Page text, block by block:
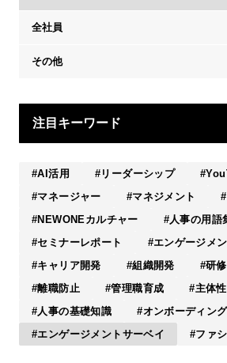
全社員
その他
注目キーワード
AI活用 リーダーシップ
マネージャー
マネジメント
NEWONEカルチャー
人事の用語
セミナーレポート
エンゲージメ
キャリア開発
組織開発
研
離職防止
管理職育成 主体
人事の基礎知識
オンボーディング
エンゲージメントサーベイ
ファ